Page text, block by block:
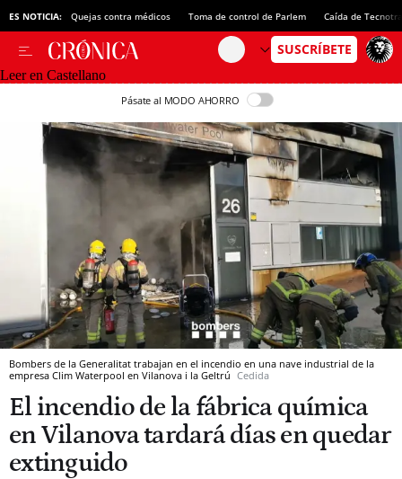
ES NOTICIA: Quejas contra médicos Toma de control de Parlem Caída de
Leer en Castellano
Pásate al MODO AHORRO
Bombers de la Generalitat trabajan en el incendio en una nave industrial de la
empresa Clim Waterpool en Vilanova i la Geltrú Cedida
El incendio de la fábrica química
en Vilanova tardará días en quedar
extinguido